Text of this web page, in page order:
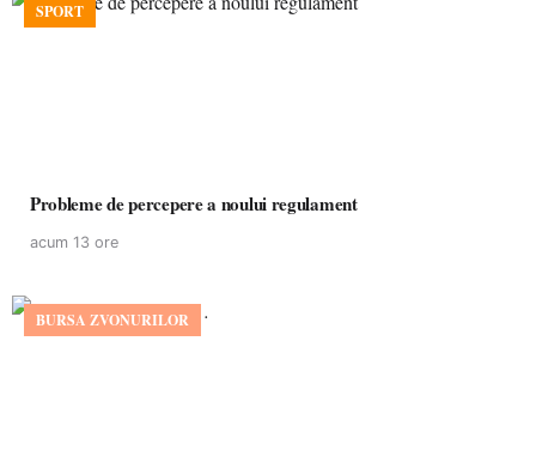
SPORT
Probleme de percepere a noului regulament
acum 13 ore
BURSA ZVONURILOR